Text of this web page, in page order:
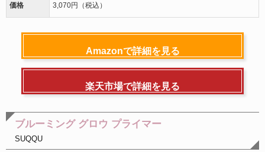
価格 3,070円（税込）
Amazonで詳細を見る
楽天市場で詳細を見る
ブルーミング グロウ プライマー
SUQQU